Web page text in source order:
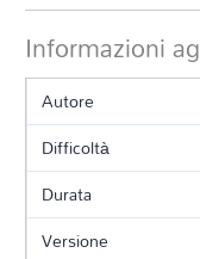
Informazioni
Autore
Difficoltà
Durata
Versione